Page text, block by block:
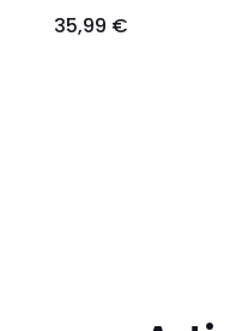
35,99 €